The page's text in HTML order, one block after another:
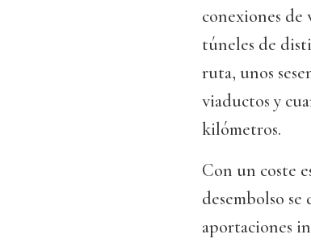
conexiones de
túneles de
ruta, unos
viaductos y
kilómetros.
Con un coste
desembolso
aportaciones